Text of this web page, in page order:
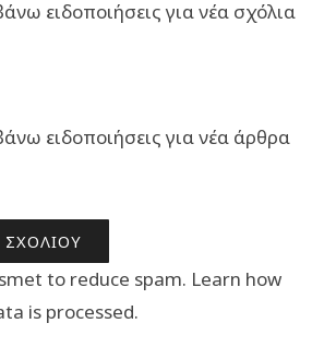
ειδοποιήσεις για νέα σχόλια
ειδοποιήσεις για νέα άρθρα
to reduce spam. Learn how
is processed.